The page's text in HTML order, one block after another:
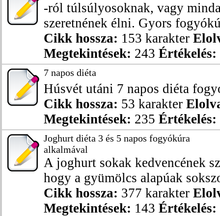
-ról túlsúlyosoknak, vagy
szeretnének élni. Gyors
Cikk hossza: 153 karakter
Megtekintések: 243 Értékelés:
7 napos diéta
Húsvét utáni 7 napos diéta
Cikk hossza: 53 karakter
Megtekintések: 235 Értékelés:
Joghurt diéta 3 és 5 napos fogyókúra
alkalmával
A joghurt sokak kedvencének
hogy a gyümölcs alapúak
Cikk hossza: 377 karakter
Megtekintések: 143 Értékelés: